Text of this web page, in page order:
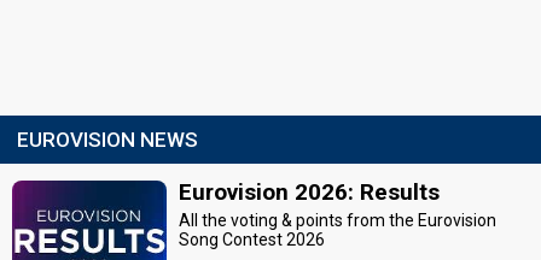
EUROVISION NEWS
Eurovision 2026: Results
All the voting & points from the Eurovision
Song Contest 2026